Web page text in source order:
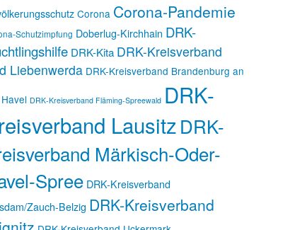
Corona Corona-Pandemie
Schutzimpfung Doberlug-Kirchhain DRK-
DRK-Kita DRK-Kreisverband
Liebenwerda DRK-Kreisverband Brandenburg an
DRK-Kreisverband Fläming-Spreewald DRK-
LausitzDRK-
Märkisch-Oder-
Spree DRK-Kreisverband
Zauch-Belzig DRK-Kreisverband